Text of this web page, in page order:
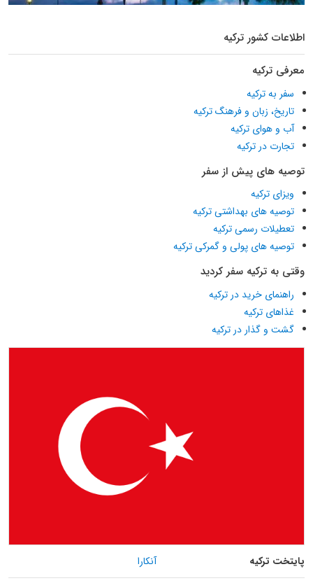
اطلاعات کشور ترکیه
معرفی ترکیه
سفر به ترکیه
تاریخ، زبان و فرهنگ ترکیه
آب و هوای ترکیه
تجارت در ترکیه
توصیه های پیش از سفر
ویزای ترکیه
توصیه های بهداشتی ترکیه
تعطیلات رسمی ترکیه
توصیه های پولی و گمرکی ترکیه
وقتی به ترکیه سفر کردید
راهنمای خرید در ترکیه
غذاهای ترکیه
گشت و گذار در ترکیه
پایتخت ترکیه آنکارا